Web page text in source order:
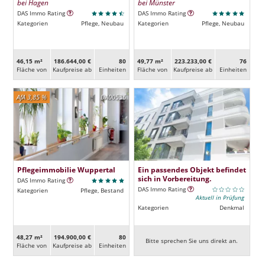
bei Hagen
DAS Immo Rating
Kategorien
Pflege, Neubau
46,15 m²
Fläche von
186.644,00 €
Kaufpreise ab
80
Ein­heiten
bei Münster
DAS Immo Rating
Kategorien
Pflege, Neubau
49,77 m²
Fläche von
223.233,00 €
Kaufpreise ab
76
Ein­heiten
DA00536
AfA 3,85 %
Pflegeimmobilie Wuppertal
DAS Immo Rating
Kategorien
Pflege, Bestand
48,27 m²
Fläche von
194.900,00 €
Kaufpreise ab
80
Ein­heiten
Ein passendes Objekt befindet
sich in Vorbereitung.
DAS Immo Rating
Aktuell in Prüfung
Kategorien
Denkmal
Bitte sprechen Sie uns direkt an.